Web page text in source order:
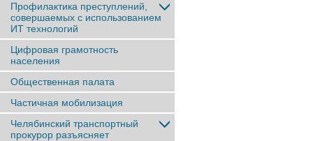
Профилактика преступлений,
совершаемых с использованием
ИТ технологий
Цифровая грамотность
населения
Общественная палата
Частичная мобилизация
Челябинский транспортный
прокурор разъясняет